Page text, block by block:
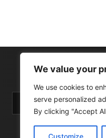
We value your
We use cookies to
serve personalized
By clicking "Accept
Customize